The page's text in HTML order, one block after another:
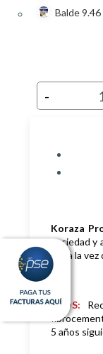
Balde 9.46
-
Koraza
suciedad y
sol, a la
USOS:
5 años